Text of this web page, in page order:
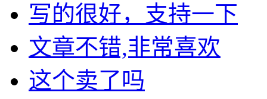
写的很好，支持一下
文章不错,非常喜欢
这个卖了吗